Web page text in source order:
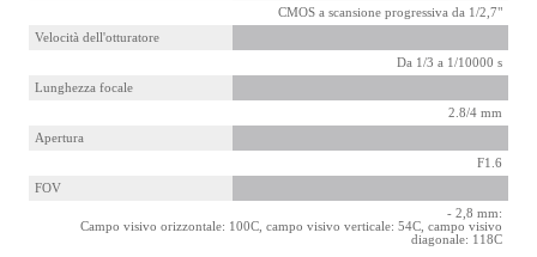
CMOS a scansione progressiva da 1/2,7"
Velocità dell'otturatore
Da 1/3 a 1/10000 s
Lunghezza focale
2.8/4 mm
Apertura
F1.6
FOV
- 2,8 mm:
Campo visivo orizzontale: 100C, campo visivo verticale: 54C, campo visivo
diagonale: 118C